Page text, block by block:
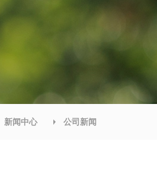
新闻中心 公司新闻